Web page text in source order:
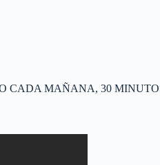
CADA MAÑANA, 30